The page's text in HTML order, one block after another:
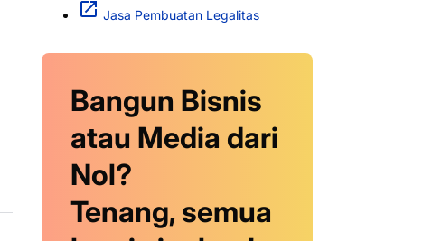
Jasa Pembuatan Legalitas
Bangun Bisnis
atau Media dari
Nol?
Tenang, semua